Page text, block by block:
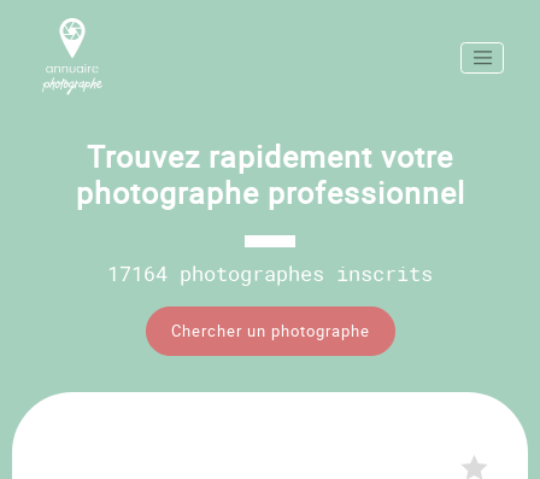
Trouvez rapidement votre
photographe professionnel
17164 photographes inscrits
Chercher un photographe